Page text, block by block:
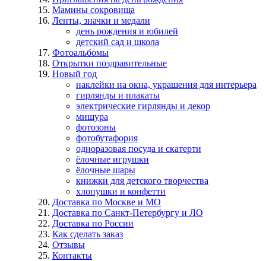
Мамины сокровища
Ленты, значки и медали
день рождения и юбилей
детский сад и школа
Фотоальбомы
Открытки поздравительные
Новый год
наклейки на окна, украшения для интерьера
гирлянды и плакаты
электрические гирлянды и декор
мишура
фотозоны
фотобутафория
одноразовая посуда и скатерти
ёлочные игрушки
ёлочные шары
книжки для детского творчества
хлопушки и конфетти
Доставка по Москве и МО
Доставка по Санкт-Петербургу и ЛО
Доставка по России
Как сделать заказ
Отзывы
Контакты